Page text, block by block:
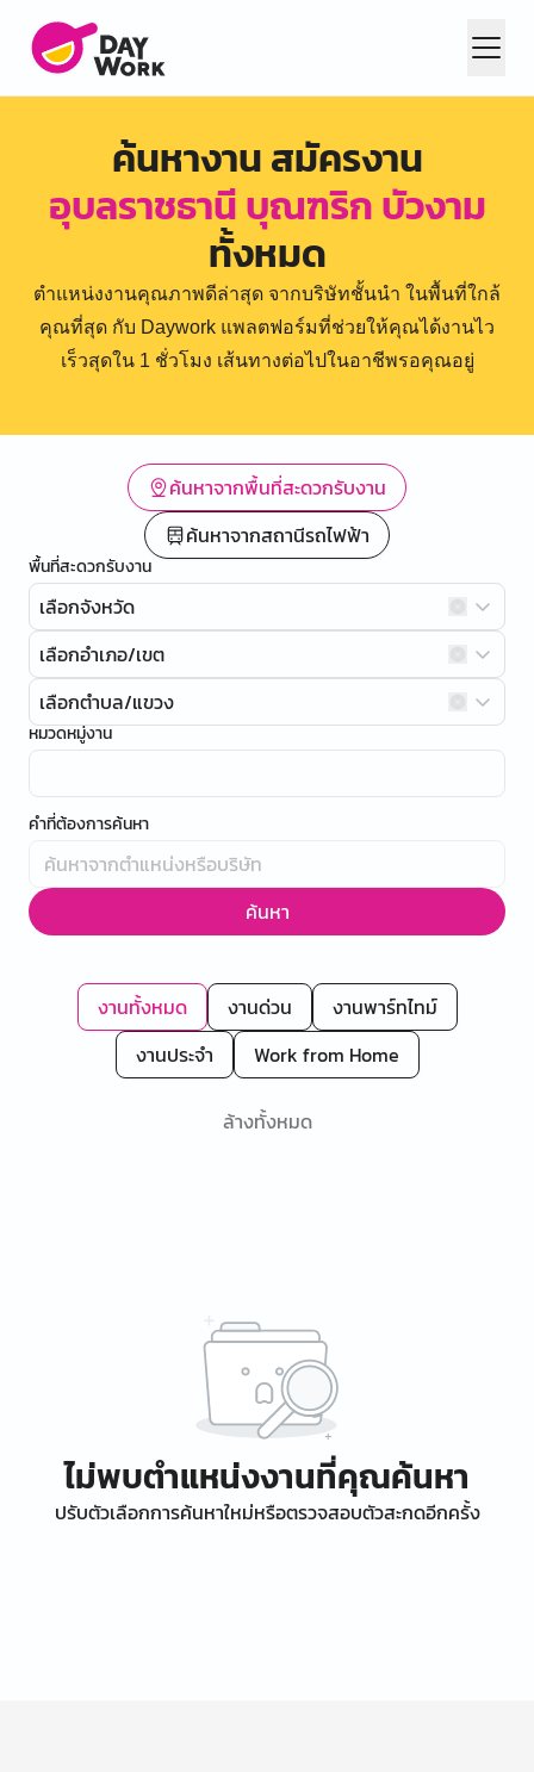
ค้นหางาน สมัครงาน
อุบลราชธานี บุณฑริก บัวงาม
ทั้งหมด
ตำแหน่งงานคุณภาพดีล่าสุด จากบริษัทชั้นนำ ในพื้นที่ใกล้
คุณที่สุด กับ Daywork แพลตฟอร์มที่ช่วยให้คุณได้งานไว
เร็วสุดใน 1 ชั่วโมง เส้นทางต่อไปในอาชีพรอคุณอยู่
ค้นหาจากพื้นที่สะดวกรับงาน
ค้นหาจากสถานีรถไฟฟ้า
พื้นที่สะดวกรับงาน
เลือกจังหวัด
เลือกอำเภอ/เขต
เลือกตำบล/แขวง
หมวดหมู่งาน
คำที่ต้องการค้นหา
ค้นหา
งานทั้งหมด งานด่วน
งานพาร์ทไทม์
งานประจำ
Work from Home
ล้างทั้งหมด
ไม่พบตำแหน่งงานที่คุณค้นหา
ปรับตัวเลือกการค้นหาใหม่หรือตรวจสอบตัวสะกดอีกครั้ง